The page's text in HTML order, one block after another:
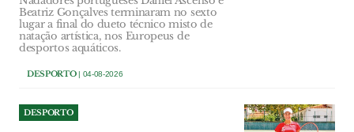
Beatriz Gonçalves terminaram no sexto
lugar a final do dueto técnico misto de
natação artística, nos Europeus de
desportos aquáticos.
DESPORTO| 04-08-2026
DESPORTO